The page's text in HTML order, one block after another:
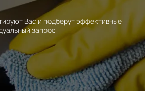
Вас и подберут эффективные
запрос